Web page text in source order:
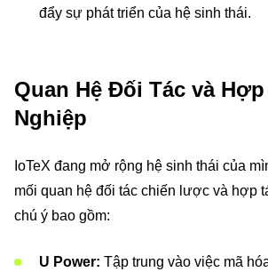
đẩy sự phát triển của hệ sinh thái.
Quan Hệ Đối Tác và
Nghiệp
IoTeX đang mở rộng hệ sinh thái của
mối quan hệ đối tác chiến lược và hợp
chú ý bao gồm:
U Power: Tập trung vào việc mã